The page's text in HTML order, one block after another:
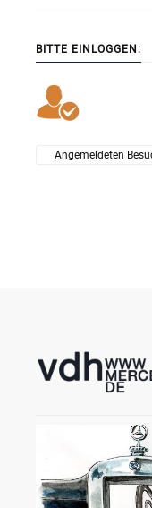
BITTE EINLOGGEN:
Angemeldeten